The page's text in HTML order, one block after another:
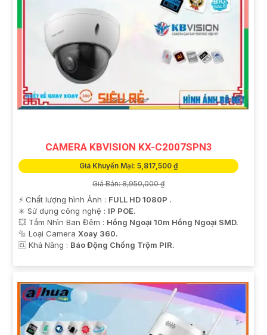
CAMERA KBVISION KX-C2007SPN3
Giá Khuyến Mại: 5,817,500 ₫
Giá Bán: 8,950,000 ₫
️⚡ Chất lượng hình Ảnh : FULL HD 1080P .
✳️ Sử dụng công nghệ : IP POE.
💥 Tầm Nhìn Ban Đêm : Hồng Ngoại 10m Hồng Ngoại SMD.
🔩 Loại Camera Xoay 360.
️🆑 Khả Năng : Báo Động Chống Trộm PIR.